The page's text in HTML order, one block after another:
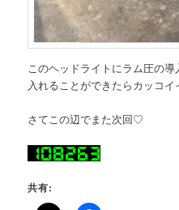
このヘッドライトにラム圧の
入れることができたらカッコ
さてこの辺でまた次回♡
共有: